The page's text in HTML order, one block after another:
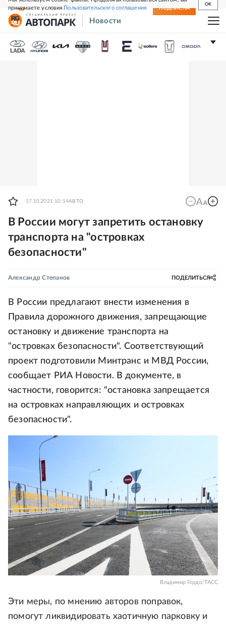
принимаете условияПользовательского соглашения
OK
СВЕЖИЙ НОМЕР ПОДПИСКА
Новости
17.10.2021 10:14АВТО
В России могут запретить остановку
транспорта на "островках
безопасности"
Александр Степанов ПОДЕЛИТЬСЯ
В России предлагают внести изменения в
Правила дорожного движения, запрещающие
остановку и движение транспорта на
"островках безопасности". Соответствующий
проект подготовили Минтранс и МВД России,
сообщает РИА Новости. В документе, в
частности, говорится: "остановка запрещается
на островках направляющих и островках
безопасности".
Владимир Гердо/ТАСС
Эти меры, по мнению авторов поправок,
помогут ликвидировать хаотичную парковку и